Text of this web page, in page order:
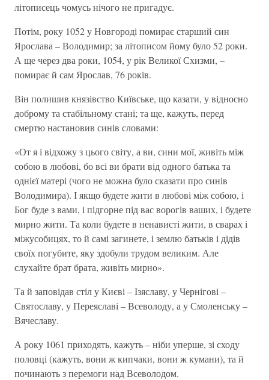
літописець чомусь нічого не пригадує.
Потім, року 1052 у Новгороді помирає старший син
Ярослава – Володимир; за літописом йому було 52 роки.
А ще через два роки, 1054, у рік Великої Схизми, –
помирає й сам Ярослав, 76 років.
Він полишив князівство Київське, що казати, у відносно
доброму та стабільному стані; та ще, кажуть, перед
смертю настановив синів словами:
«От я і відхожу з цього світу, а ви, сини мої, живіть між
собою в любові, бо всі ви брати від одного батька та
однієї матері (чого не можна було сказати про синів
Володимира). І якщо будете жити в любові між собою, і
Бог буде з вами, і підгорне під вас ворогів ваших, і будете
мирно жити. Та коли будете в ненависті жити, в сварах і
міжусобицях, то й самі загинете, і землю батьків і дідів
своїх погубите, яку здобули трудом великим. Але
слухайте брат брата, живіть мирно».
Та й заповідав стіл у Києві – Ізяславу, у Чернігові –
Святославу, у Переяславі – Всеволоду, а у Смоленську –
Вячеславу.
А року 1061 приходять, кажуть – ніби уперше, зі сходу
половці (кажуть, вони ж кипчаки, вони ж кумани), та й
починають з перемоги над Всеволодом.